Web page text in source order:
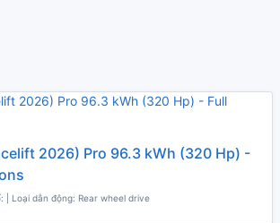
2026) Pro 96.3 kWh (320 Hp) -
| Loại dẫn động: Rear wheel drive